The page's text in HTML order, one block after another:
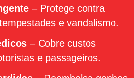
– Protege contra
e vandalismo.
– Cobre custos
e passageiros.